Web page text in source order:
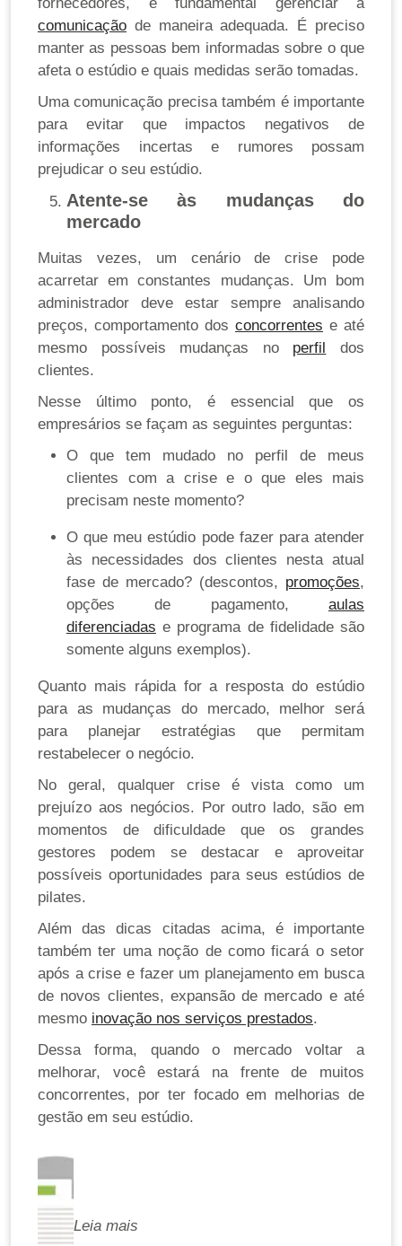
comunicação de maneira adequada. É preciso
manter as pessoas bem informadas sobre o que
afeta o estúdio e quais medidas serão tomadas.
Uma comunicação precisa também é importante
para evitar que impactos negativos de
informações incertas e rumores possam
prejudicar o seu estúdio.
Atente-se às mudanças do
mercado
Muitas vezes, um cenário de crise pode
acarretar em constantes mudanças. Um bom
administrador deve estar sempre analisando
preços, comportamento dos concorrentes e até
mesmo possíveis mudanças no perfil dos
clientes.
Nesse último ponto, é essencial que os
empresários se façam as seguintes perguntas:
O que tem mudado no perfil de meus
clientes com a crise e o que eles mais
precisam neste momento?
O que meu estúdio pode fazer para atender
às necessidades dos clientes nesta atual
fase de mercado? (descontos, promoções,
opções de pagamento, aulas
diferenciadas e programa de fidelidade são
somente alguns exemplos).
Quanto mais rápida for a resposta do estúdio
para as mudanças do mercado, melhor será
para planejar estratégias que permitam
restabelecer o negócio.
No geral, qualquer crise é vista como um
prejuízo aos negócios. Por outro lado, são em
momentos de dificuldade que os grandes
gestores podem se destacar e aproveitar
possíveis oportunidades para seus estúdios de
pilates.
Além das dicas citadas acima, é importante
também ter uma noção de como ficará o setor
após a crise e fazer um planejamento em busca
de novos clientes, expansão de mercado e até
mesmo inovação nos serviços prestados.
Dessa forma, quando o mercado voltar a
melhorar, você estará na frente de muitos
concorrentes, por ter focado em melhorias de
gestão em seu estúdio.
Leia mais